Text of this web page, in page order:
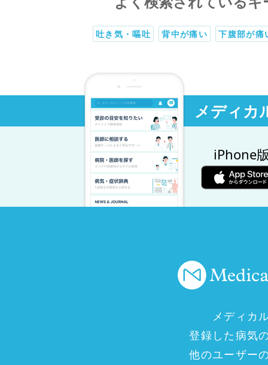
吐き気・嘔吐 背中が痛い 下腹部が痛
メディカ
iPhone
メディカ
登録した病気
他のユーザー